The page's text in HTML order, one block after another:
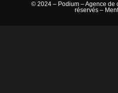
© 2024 – Podium – Agence de
réservés –